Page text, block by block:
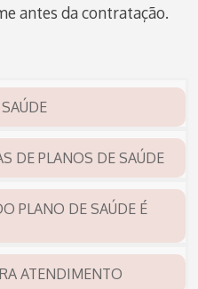
antes da contratação.
DE PLANOS DE SAÚDE
PLANO DE SAÚDE É
ATENDIMENTO